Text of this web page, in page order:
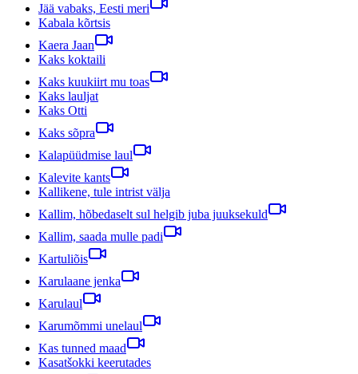
Jää vabaks, Eesti meri
Kabala kõrtsis
Kaera Jaan
Kaks koktaili
Kaks kuukiirt mu toas
Kaks lauljat
Kaks Otti
Kaks sõpra
Kalapüüdmise laul
Kalevite kants
Kallikene, tule intrist välja
Kallim, hõbedaselt sul helgib juba juuksekuld
Kallim, saada mulle padi
Kartuliõis
Karulaane jenka
Karulaul
Karumõmmi unelaul
Kas tunned maad
Kasatšokki keerutades